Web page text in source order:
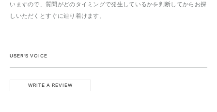
いますので、質問がどのタイミングで発生しているかを判断してからお探
しいただくとすぐに辿り着けます。
USER'S VOICE
WRITE A REVIEW